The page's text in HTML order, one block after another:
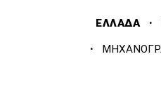
ΕΛΛΑΔΑ ·
·